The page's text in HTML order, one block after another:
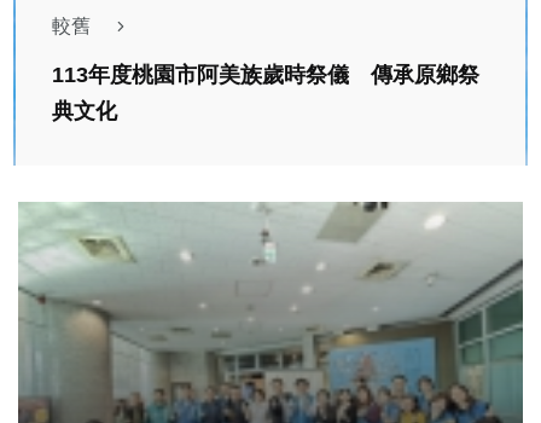
較舊
113年度桃園市阿美族歲時祭儀 傳承原鄉祭
典文化